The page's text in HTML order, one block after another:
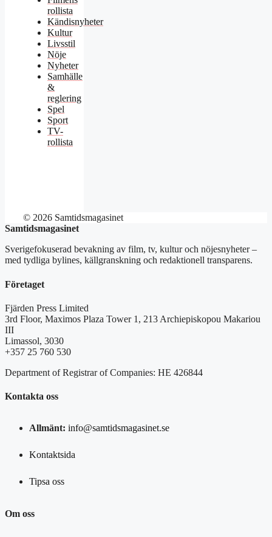
rollista
Kändisnyheter
Kultur
Livsstil
Nöje
Nyheter
Samhälle
&
reglering
Spel
Sport
TV-
rollista
© 2026 Samtidsmagasinet
Samtidsmagasinet
Sverigefokuserad bevakning av film, tv, kultur och nöjesnyheter –
med tydliga bylines, källgranskning och redaktionell transparens.
Företaget
Fjärden Press Limited
3rd Floor, Maximos Plaza Tower 1, 213 Archiepiskopou Makariou
III
Limassol, 3030
+357 25 760 530
Department of Registrar of Companies: HE 426844
Kontakta oss
Allmänt: info@samtidsmagasinet.se
Kontaktsida
Tipsa oss
Om oss